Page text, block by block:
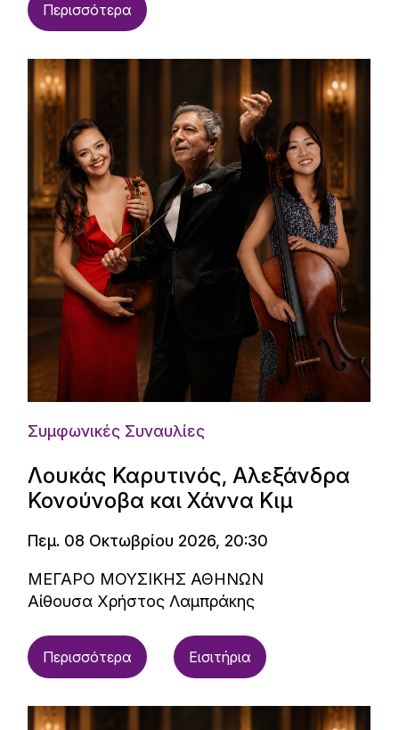
Περισσότερα
Συμφωνικές Συναυλίες
Λουκάς Καρυτινός, Αλεξάνδρα
Κονούνοβα και Χάννα Κιμ
Πεμ. 08 Οκτωβρίου 2026, 20:30
ΜΕΓΑΡΟ ΜΟΥΣΙΚΗΣ ΑΘΗΝΩΝ
Αίθουσα Χρήστος Λαμπράκης
Περισσότερα Εισιτήρια